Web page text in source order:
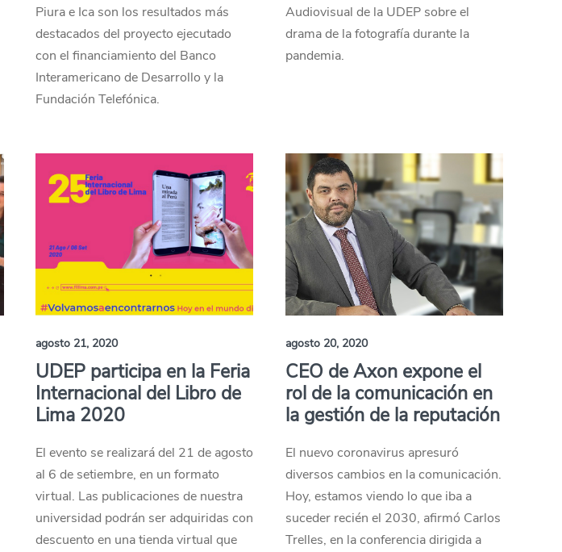
Piura e Ica son los resultados más
destacados del proyecto ejecutado
con el financiamiento del Banco
Interamericano de Desarrollo y la
Fundación Telefónica.
Audiovisual de la UDEP sobre el
drama de la fotografía durante la
pandemia.
agosto 21, 2020
UDEP participa en la Feria
Internacional del Libro de
Lima 2020
El evento se realizará del 21 de agosto
al 6 de setiembre, en un formato
virtual. Las publicaciones de nuestra
universidad podrán ser adquiridas con
descuento en una tienda virtual que
agosto 20, 2020
CEO de Axon expone el
rol de la comunicación en
la gestión de la reputación
El nuevo coronavirus apresuró
diversos cambios en la comunicación.
Hoy, estamos viendo lo que iba a
suceder recién el 2030, afirmó Carlos
Trelles, en la conferencia dirigida a